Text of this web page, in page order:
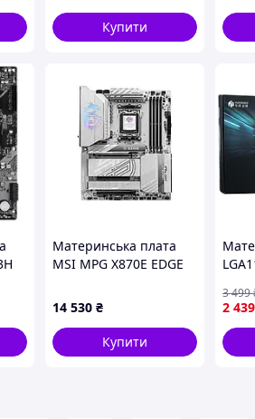
(Відновлений)
Купити
Материнська плата
MSI MPG X870E EDGE
14 530 ₴
Купити
2 439
3 499